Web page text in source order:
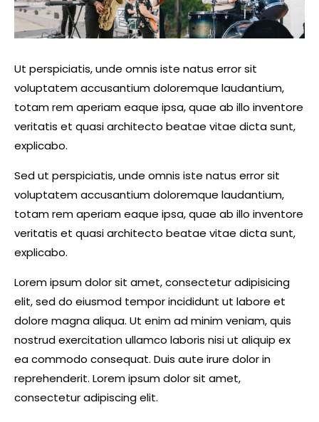
Ut perspiciatis, unde omnis iste natus error sit
voluptatem accusantium doloremque laudantium,
totam rem aperiam eaque ipsa, quae ab illo inventore
veritatis et quasi architecto beatae vitae dicta sunt,
explicabo.
Sed ut perspiciatis, unde omnis iste natus error sit
voluptatem accusantium doloremque laudantium,
totam rem aperiam eaque ipsa, quae ab illo inventore
veritatis et quasi architecto beatae vitae dicta sunt,
explicabo.
Lorem ipsum dolor sit amet, consectetur adipisicing
elit, sed do eiusmod tempor incididunt ut labore et
dolore magna aliqua. Ut enim ad minim veniam, quis
nostrud exercitation ullamco laboris nisi ut aliquip ex
ea commodo consequat. Duis aute irure dolor in
reprehenderit. Lorem ipsum dolor sit amet,
consectetur adipiscing elit.